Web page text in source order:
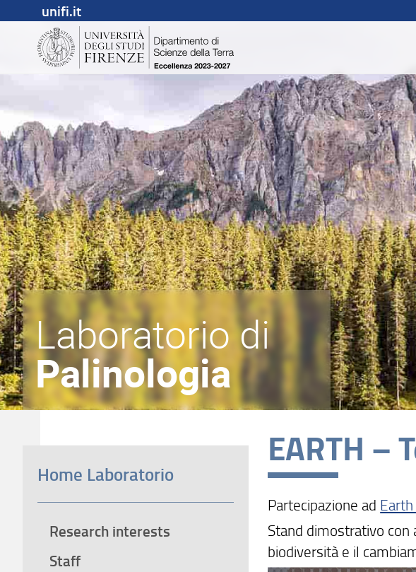
unifi.it
Laboratorio di
Palinologia
EARTH –
Partecipazione ad
Stand dimostrativo
biodiversità e il
Home Laboratorio
Research interests
Staff